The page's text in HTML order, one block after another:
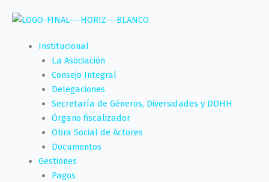
Institucional
La Asociación
Consejo Integral
Delegaciones
Secretaría de Géneros, Diversidades y DDHH
Órgano fiscalizador
Obra Social de Actores
Documentos
Gestiones
Pagos